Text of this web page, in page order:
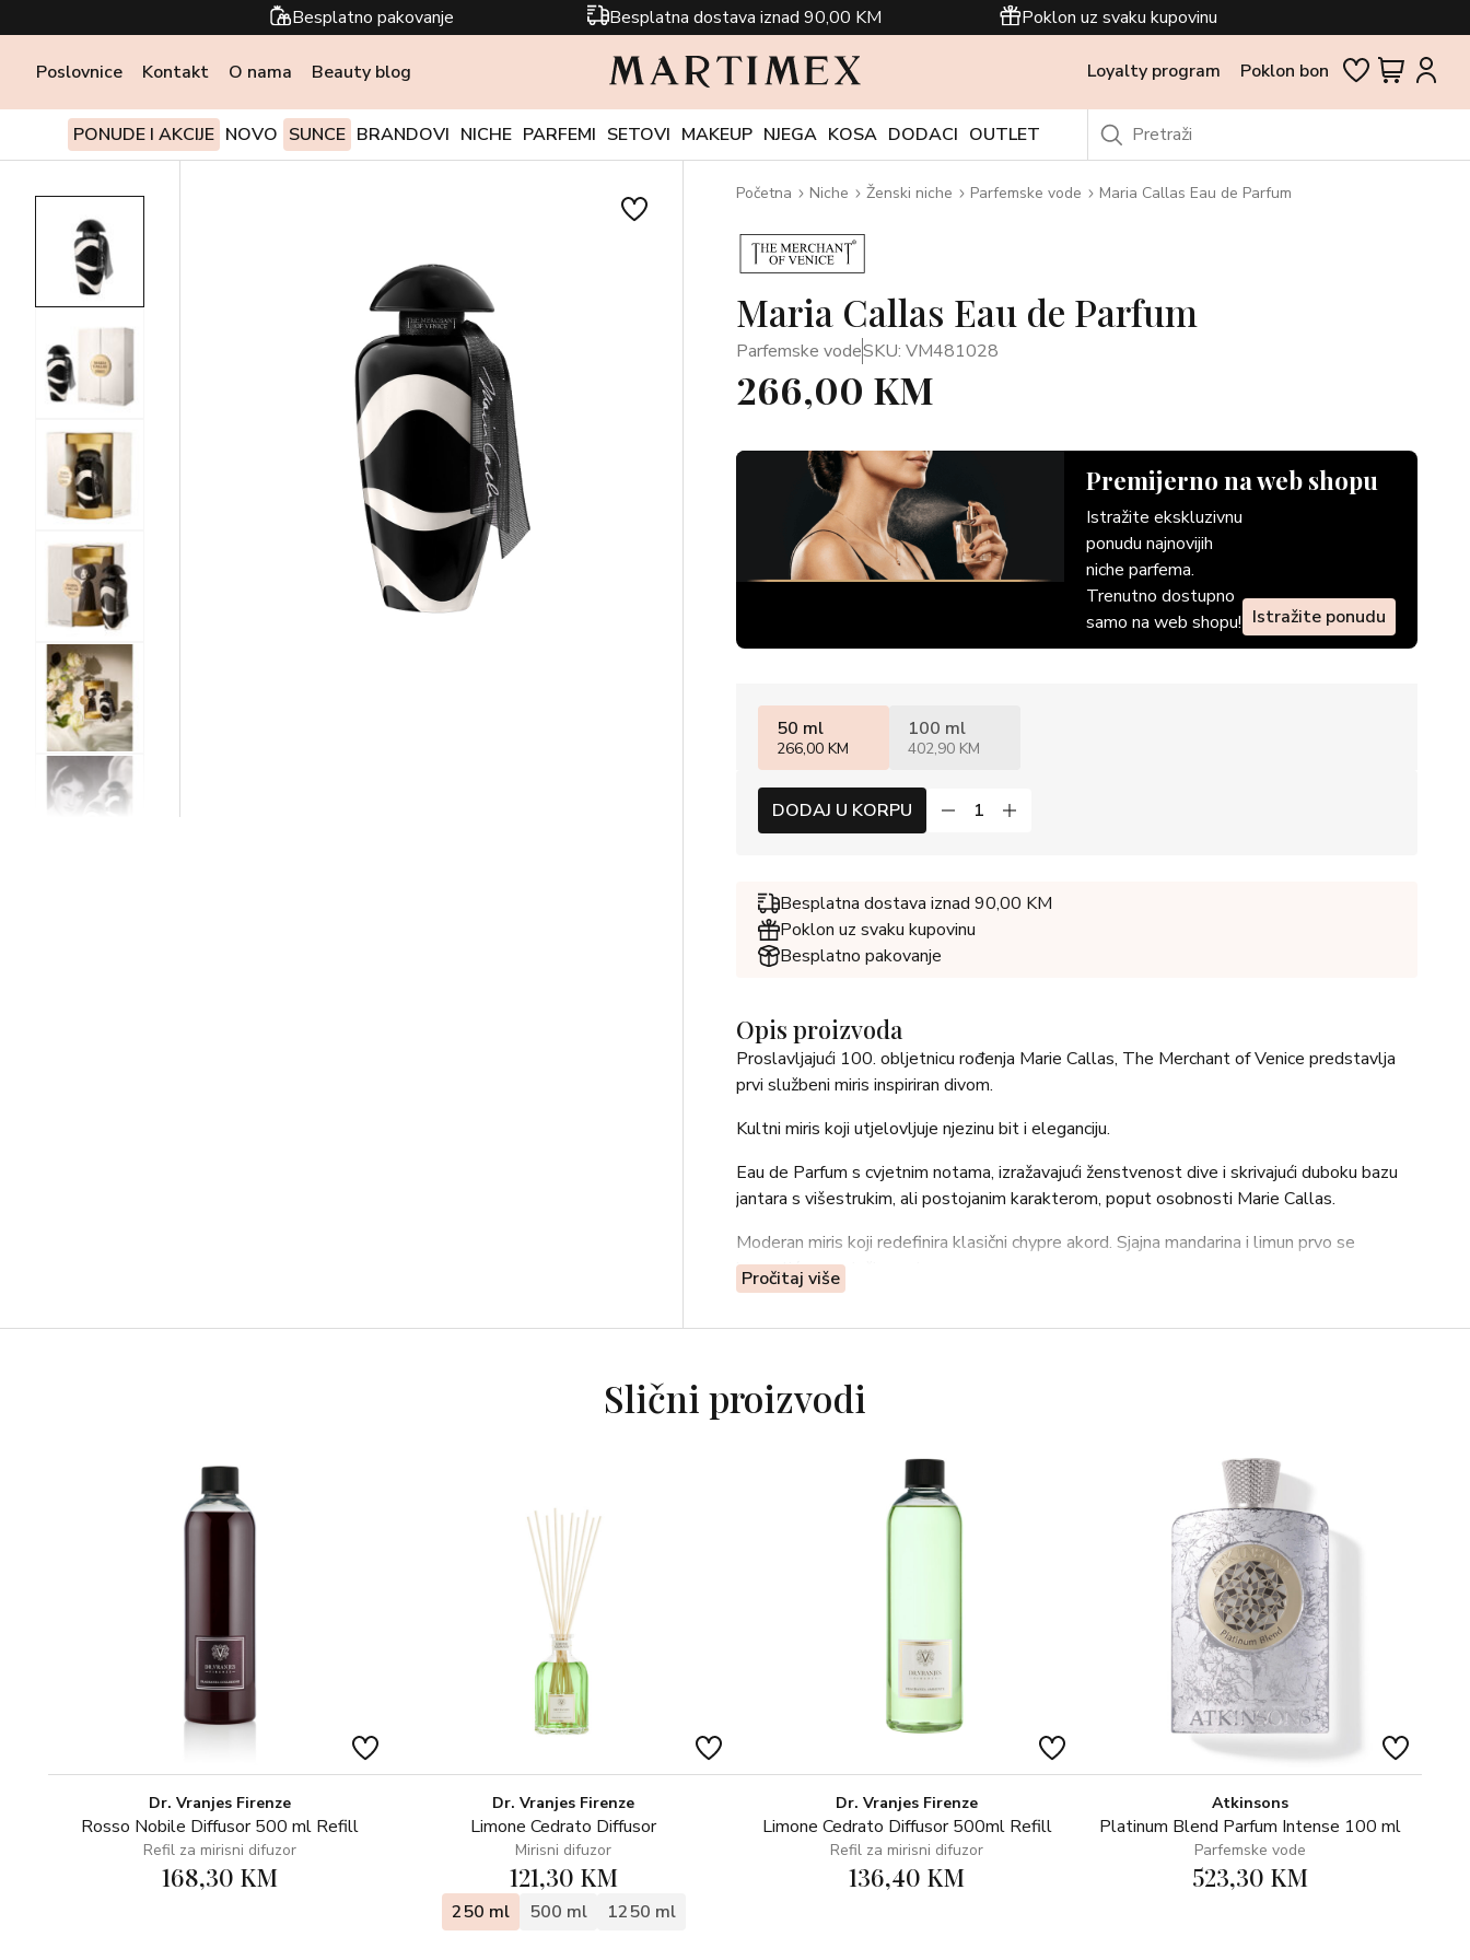
Besplatno pakovanje Besplatna dostava iznad 90,00 KM Poklon uz svaku kupovinu
Poslovnice Kontakt O nama Beauty blog Loyalty program Poklon bon
PONUDE I AKCIJE NOVO SUNCE BRANDOVI NICHE PARFEMI SETOVI MAKEUP NJEGA KOSA DODACI OUTLET
Početna Niche Ženski niche Parfemske vode Maria Callas Eau de Parfum
Maria Callas Eau de Parfum
Parfemske vodeSKU: VM481028
266,00 KM
Premijerno na web shopu
Istražite ekskluzivnu
ponudu najnovijih
niche parfema.
Trenutno dostupno
samo na web shopu! Istražite ponudu
50 ml
266,00 KM
100 ml
402,90 KM
DODAJ U KORPU
Besplatna dostava iznad 90,00 KM
Poklon uz svaku kupovinu
Besplatno pakovanje
Opis proizvoda
Proslavljajući 100. obljetnicu rođenja Marie Callas, The Merchant of Venice predstavlja
prvi službeni miris inspiriran divom.
Kultni miris koji utjelovljuje njezinu bit i eleganciju.
Eau de Parfum s cvjetnim notama, izražavajući ženstvenost dive i skrivajući duboku bazu
jantara s višestrukim, ali postojanim karakterom, poput osobnosti Marie Callas.
Moderan miris koji redefinira klasični chypre akord. Sjajna mandarina i limun prvo se
isprepliću sa svježim crnim paprom.
Doživite skladan spoj tradicije i modernosti s mirisom u kojem se svjetlina isprepliće s
dubinom stvarajući zadivljujući vibrantni kontrast i ostavljajući trajan dojam.
OLFAKTIVNA KREACIJA:
Gornje note: Limone Italia, Mandarino Integrale Italija Orpur™, Olio di pepe nero
Madagascar Orpur™
Note srca: Accordo Verde Croccante, Accordo di Rosa e Ribes, Boccioli di Neroli Sjeverna
Bazne note: Akigalawood™, Georgiwood™, Legno di cedro Texas Orpur™, Legno di
Pročitaj više
Slični proizvodi
Dr. Vranjes Firenze
Rosso Nobile Diffusor 500 ml Refill
Refil za mirisni difuzor
168,30 KM
Dr. Vranjes Firenze
Limone Cedrato Diffusor
Mirisni difuzor
121,30 KM
250 ml 500 ml 1250 ml
Dr. Vranjes Firenze
Limone Cedrato Diffusor 500ml Refill
Refil za mirisni difuzor
136,40 KM
Atkinsons
Platinum Blend Parfum Intense 100 ml
Parfemske vode
523,30 KM